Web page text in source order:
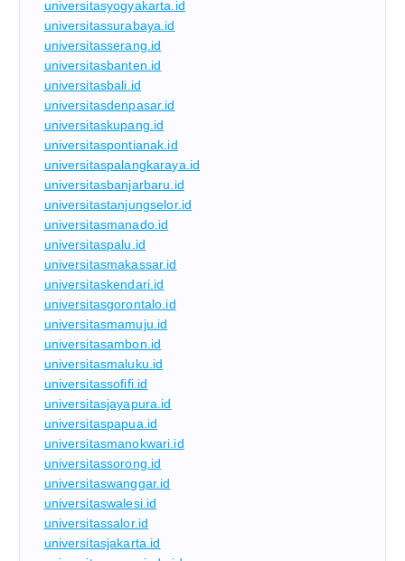
universitasyogyakarta.id
universitassurabaya.id
universitasserang.id
universitasbanten.id
universitasbali.id
universitasdenpasar.id
universitaskupang.id
universitaspontianak.id
universitaspalangkaraya.id
universitasbanjarbaru.id
universitastanjungselor.id
universitasmanado.id
universitaspalu.id
universitasmakassar.id
universitaskendari.id
universitasgorontalo.id
universitasmamuju.id
universitasambon.id
universitasmaluku.id
universitassofifi.id
universitasjayapura.id
universitaspapua.id
universitasmanokwari.id
universitassorong.id
universitaswanggar.id
universitaswalesi.id
universitassalor.id
universitasjakarta.id